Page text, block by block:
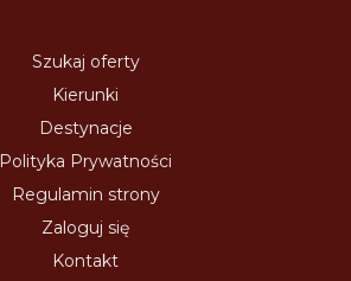
Szukaj oferty
Kierunki
Destynacje
Polityka Prywatności
Regulamin strony
Zaloguj się
Kontakt